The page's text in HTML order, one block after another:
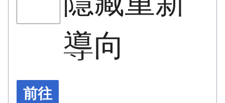
導向
前往